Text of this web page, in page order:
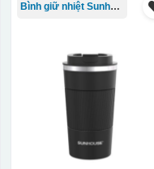
Bình giữ nhiệt Sunhouse